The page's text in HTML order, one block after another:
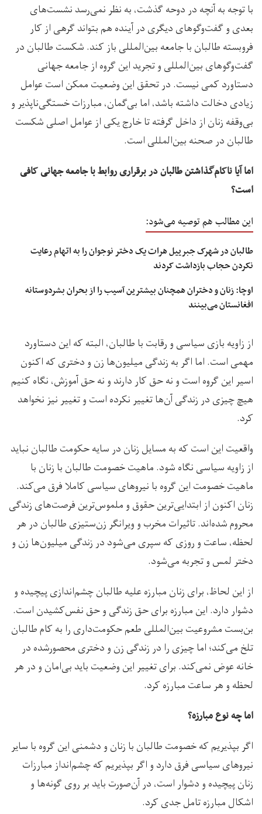
با توجه به آنچه در دوحه گذشت، به نظر نمی‌رسد نشست‌های
بعدی و گفت‌وگوهای دیگری در آینده هم بتواند گرهی از کار
فروبسته طالبان با جامعه بین‌المللی باز کند. شکست طالبان در
گفت‌وگوهای بین‌المللی و تجرید این گروه از جامعه جهانی
دستاورد کمی نیست. در تحقق این وضعیت ممکن است عوامل
زیادی دخالت داشته باشد، اما بی‌گمان، مبارزات خستگی‌ناپذیر و
بی‌وقفه زنان از داخل گرفته تا خارج یکی از عوامل اصلی شکست
طالبان در صحنه بین‌المللی است.
اما آیا ناکام‌گذاشتن طالبان در برقراری روابط با جامعه جهانی کافی
است؟
این مطالب هم توصیه می‌شود:
طالبان در شهرک جبرییل هرات یک دختر نوجوان را به اتهام رعایت
نکردن حجاب بازداشت کردند
اوچا: زنان و دختران همچنان بیشترین آسیب را از بحران بشردوستانه
افغانستان می‌بینند
از زاویه بازی سیاسی و رقابت با طالبان، البته که این دستاورد
مهمی است. اما اگر به زندگی میلیون‌ها زن و دختری که اکنون
اسیر این گروه است و نه حق کار دارند و نه حق آموزش، نگاه کنیم
هیچ چیزی در زندگی آن‌ها تغییر نکرده است و تغییر نیز نخواهد
کرد.
واقعیت این است که به مسایل زنان در سایه حکومت طالبان نباید
از زاویه سیاسی نگاه شود. ماهیت خصومت طالبان با زنان با
ماهیت خصومت این گروه با نیروهای سیاسی کاملا فرق می‌کند.
زنان اکنون از ابتدایی‌ترین حقوق و ملموس‌ترین فرصت‌های زندگی
محروم‌ شده‌اند. تاثیرات مخرب و ویرانگر زن‌ستیزی طالبان در هر
لحظه، ساعت و روزی که سپری می‌شود در زندگی میلیون‌ها زن و
دختر لمس و تجربه می‌شود.
از این لحاظ، برای زنان مبارزه علیه طالبان چشم‌اندازی پیچیده و
دشوار دارد. این مبارزه برای حق زندگی و حق نفس‌کشیدن است.
بن‌بست مشروعیت بین‌المللی طعم حکومت‌داری را به کام طالبان
تلخ می‌کند؛ اما چیزی را در زندگی زن و دختری محصورشده در
خانه عوض نمی‌کند. برای تغییر این وضعیت باید بی‌امان و در هر
لحظه و هر ساعت مبارزه کرد.
اما چه نوع مبارزه؟
اگر بپذیریم که خصومت طالبان با زنان و دشمنی این گروه با سایر
نیروهای سیاسی فرق دارد و اگر بپذیریم که چشم‌انداز مبارزات
زنان پیچیده و دشوار است، در آن‌صورت باید بر روی گونه‌ها و
اشکال مبارزه تامل جدی کرد.